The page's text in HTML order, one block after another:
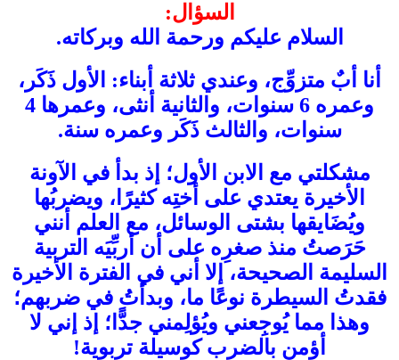
السؤال:
السلام عليكم ورحمة الله وبركاته.
أنا أبٌ متزوِّج، وعندي ثلاثة أبناء: الأول ذَكَر،
وعمره 6 سنوات، والثانية أنثى، وعمرها 4
سنوات، والثالث ذَكَر وعمره سنة.
مشكلتي مع الابن الأول؛ إذ بدأ في الآونة
الأخيرة يعتدي على أختِه كثيرًا، ويضربُها
ويُضَايقها بشتى الوسائل، مع العلم أنني
حَرَصتُ منذ صغرِه على أن أربِّيَه التربية
السليمة الصحيحة، إلا أني في الفترة الأخيرة
فقدتُ السيطرة نوعًا ما، وبدأتُ في ضربهم؛
وهذا مما يُوجِعني ويُؤلِمني جدًّا؛ إذ إني لا
أؤمن بالضرب كوسيلة تربوية!